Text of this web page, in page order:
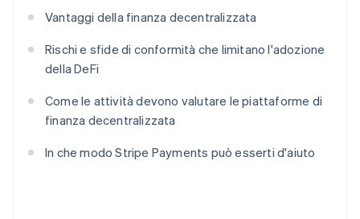
Vantaggi della finanza decentralizzata
Rischi e sfide di conformità che limitano l'adozione
della DeFi
Come le attività devono valutare le piattaforme di
finanza decentralizzata
In che modo Stripe Payments può esserti d'aiuto